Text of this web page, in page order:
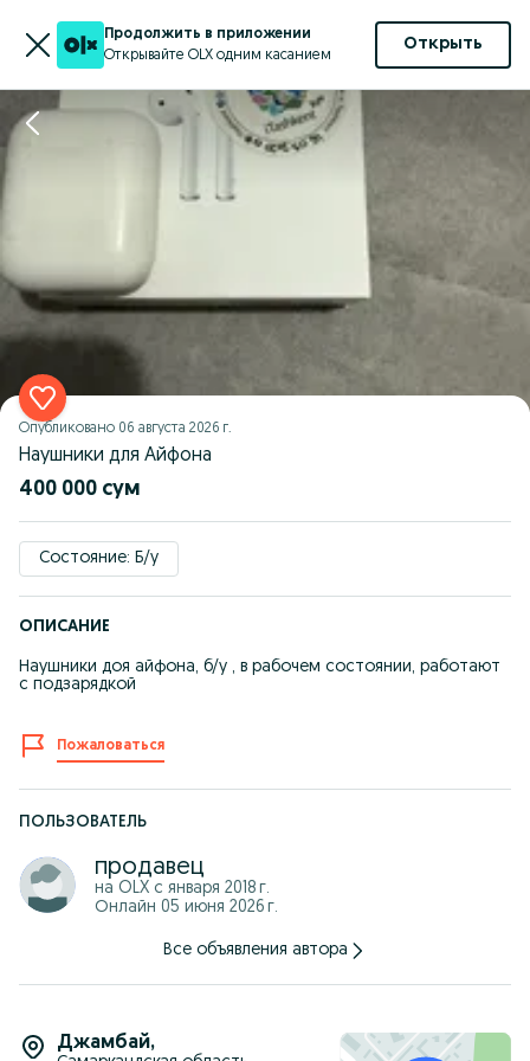
Продолжить в приложении
Открывайте OLX одним касанием
Открыть
Опубликовано 06 августа 2026 г.
Наушники для Айфона
400 000 сум
Состояние: Б/у
ОПИСАНИЕ
Наушники доя айфона, б/у , в рабочем состоянии, работают
с подзарядкой
Пожаловаться
ПОЛЬЗОВАТЕЛЬ
продавец
на OLX с января 2018 г.
Онлайн 05 июня 2026 г.
Все объявления автора
Джамбай,